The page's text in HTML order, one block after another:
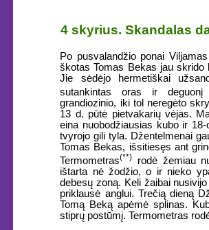
4 skyrius. Skandalas
Po pusvalandžio ponai
škotas Tomas Bekas jau skrido
Jie sėdėjo hermetiškai
sutankintas oras ir deguonį
grandiozinio, iki tol neregėto
13 d. pūtė pietvakarių vėjas.
eina nuobodžiausias kubo ir
tvyrojo gili tyla. Džentelmenai
Tomas Bekas, išsitiesęs ant
Termometras(**) rodė žemiau
ištarta nė žodžio, o ir nieko
debesų zoną. Keli žaibai
priklausė anglui. Trečią dieną
Tomą Beką apėmė splinas.
stiprų postūmį. Termometras